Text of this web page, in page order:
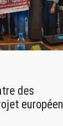
des
européen